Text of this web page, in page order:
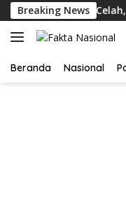
Langsung
ke
konten
Breaking News
KLIA Punya Celah,
Beranda Nasional